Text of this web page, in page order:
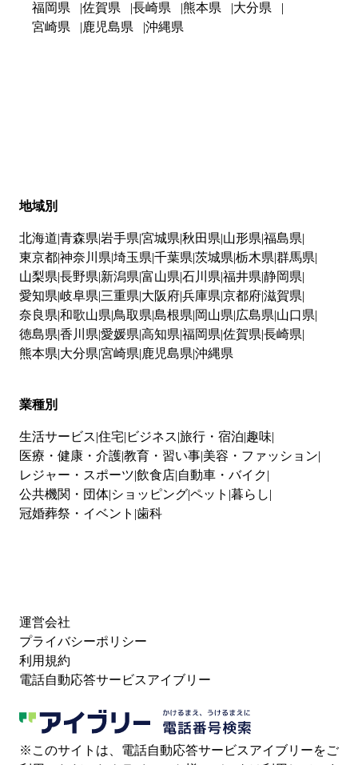
福岡県 佐賀県 長崎県 熊本県
大分県
宮崎県
鹿児島県 沖縄県
地域別
北海道 青森県 岩手県 宮城県 秋田県 山形県 福島県
東京都神奈川県 埼玉県 千葉県 茨城県 栃木県 群馬県
山梨県 長野県 新潟県 富山県 石川県 福井県 静岡県
愛知県 岐阜県 三重県 大阪府兵庫県 京都府滋賀県
奈良県 和歌山県 鳥取県 島根県 岡山県 広島県 山口県
徳島県 香川県 愛媛県 高知県 福岡県 佐賀県 長崎県
熊本県 大分県 宮崎県 鹿児島県 沖縄県
業種別
生活サービス 住宅 ビジネス 旅行・宿泊 趣味
医療・健康・介護教育・習い事 美容・ファッション
レジャー・スポーツ 飲食店 自動車・バイク
公共機関・団体 ショッピングペット 暮らし
冠婚葬祭・イベント 歯科
運営会社
プライバシーポリシー
利用規約
電話自動応答サービスアイブリー
※このサイトは、電話自動応答サービスアイブリーをご